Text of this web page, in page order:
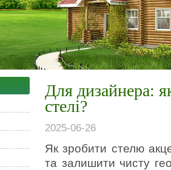
Для дизайнера:
стелі?
2025-06-26
Як зробити стелю
та залишити чисту